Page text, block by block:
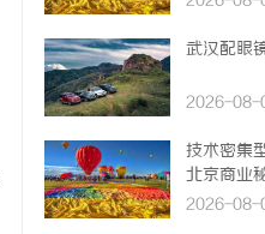
武汉配眼
2026-08-
技术密集
北京商业
住“人带
2026-08-